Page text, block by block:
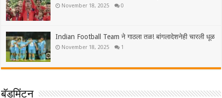
November 18, 2025 0
Indian Football Team ने गाठला तळ! बांगलादेशनेही चारली धूळ
November 18, 2025 1
बॅडमिंटन